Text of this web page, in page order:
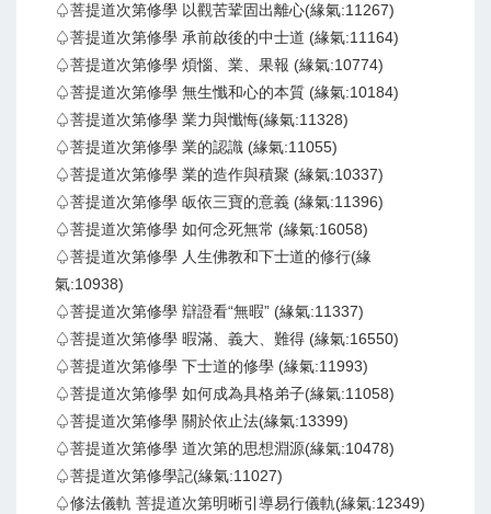
♤菩提道次第修學 以觀苦鞏固出離心(緣氣:11267)
♤菩提道次第修學 承前啟後的中士道 (緣氣:11164)
♤菩提道次第修學 煩惱、業、果報 (緣氣:10774)
♤菩提道次第修學 無生懺和心的本質 (緣氣:10184)
♤菩提道次第修學 業力與懺悔(緣氣:11328)
♤菩提道次第修學 業的認識 (緣氣:11055)
♤菩提道次第修學 業的造作與積聚 (緣氣:10337)
♤菩提道次第修學 皈依三寶的意義 (緣氣:11396)
♤菩提道次第修學 如何念死無常 (緣氣:16058)
♤菩提道次第修學 人生佛教和下士道的修行(緣
氣:10938)
♤菩提道次第修學 辯證看“無暇” (緣氣:11337)
♤菩提道次第修學 暇滿、義大、難得 (緣氣:16550)
♤菩提道次第修學 下士道的修學 (緣氣:11993)
♤菩提道次第修學 如何成為具格弟子(緣氣:11058)
♤菩提道次第修學 關於依止法(緣氣:13399)
♤菩提道次第修學 道次第的思想淵源(緣氣:10478)
♤菩提道次第修學記(緣氣:11027)
♤修法儀軌 菩提道次第明晰引導易行儀軌(緣氣:12349)